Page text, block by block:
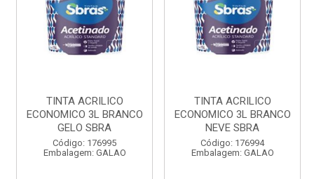
TINTA ACRILICO
ECONOMICO 3L BRANCO
GELO SBRA
Código: 176995
Embalagem: GALAO
TINTA ACRILICO
ECONOMICO 3L BRANCO
NEVE SBRA
Código: 176994
Embalagem: GALAO